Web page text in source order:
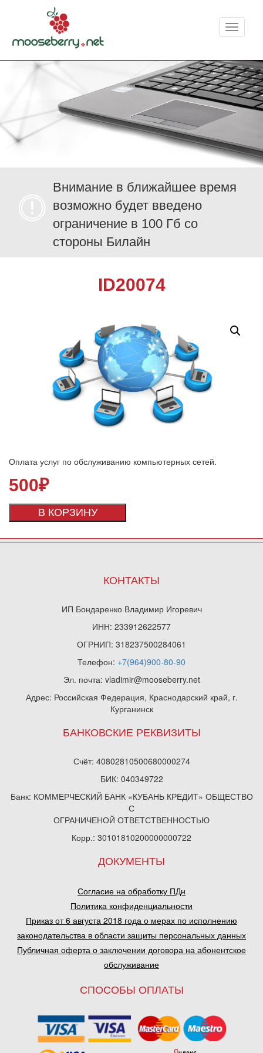
Меню
Внимание в ближайшее время
возможно будет введено
ограничение в 100 Гб со
стороны Билайн
ID20074
Оплата услуг по обслуживанию компьютерных сетей.
500₽
В КОРЗИНУ
КОНТАКТЫ
ИП Бондаренко Владимир Игоревич
ИНН: 233912622577
ОГРНИП: 318237500284061
Телефон: +7(964)900-80-90
Эл. почта: vladimir@mooseberry.net
Адрес: Российская Федерация, Краснодарский край, г.
Курганинск
БАНКОВСКИЕ РЕКВИЗИТЫ
Счёт: 40802810500680000274
БИК: 040349722
Банк: КОММЕРЧЕСКИЙ БАНК «КУБАНЬ КРЕДИТ» ОБЩЕСТВО
С
ОГРАНИЧЕНОЙ ОТВЕТСТВЕННОСТЬЮ
Корр.: 30101810200000000722
ДОКУМЕНТЫ
Согласие на обработку ПДн
Политика конфиденциальности
Приказ от 6 августа 2018 года о мерах по исполнению
законодательства в области защиты персональных данных
Публичная оферта о заключении договора на абонентское
обслуживание
СПОСОБЫ ОПЛАТЫ